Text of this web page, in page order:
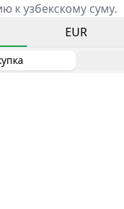
к узбекскому суму.
EUR